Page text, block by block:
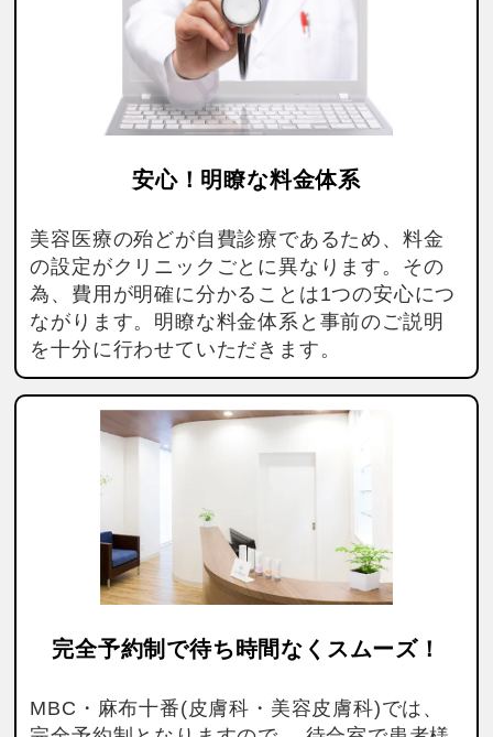
安心！明瞭な料金体系
美容医療の殆どが自費診療であるため、料金
の設定がクリニックごとに異なります。その
為、費用が明確に分かることは1つの安心につ
ながります。明瞭な料金体系と事前のご説明
を十分に行わせていただきます。
完全予約制で待ち時間なくスムーズ！
MBC・麻布十番(皮膚科・美容皮膚科)では、